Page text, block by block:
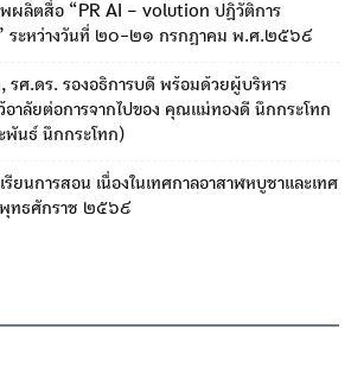
ผลิตสื่อ “PR AI – volution ปฏิวัติการ
ระหว่างวันที่ ๒๐-๒๑ กรกฎาคม พ.ศ.๒๕๖๙
ศ.ดร. รองอธิการบดี พร้อมด้วยผู้บริหาร
อาลัยต่อการจากไปของ คุณแม่ทองดี นึกกระโทก
พันธ์ นึกกระโทก)
รียนการสอน เนื่องในเทศกาลอาสาฬหบูชาและเทศ
พุทธศักราช ๒๕๖๙